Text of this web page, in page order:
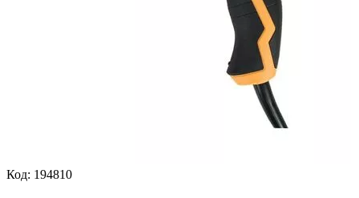
Код: 194810